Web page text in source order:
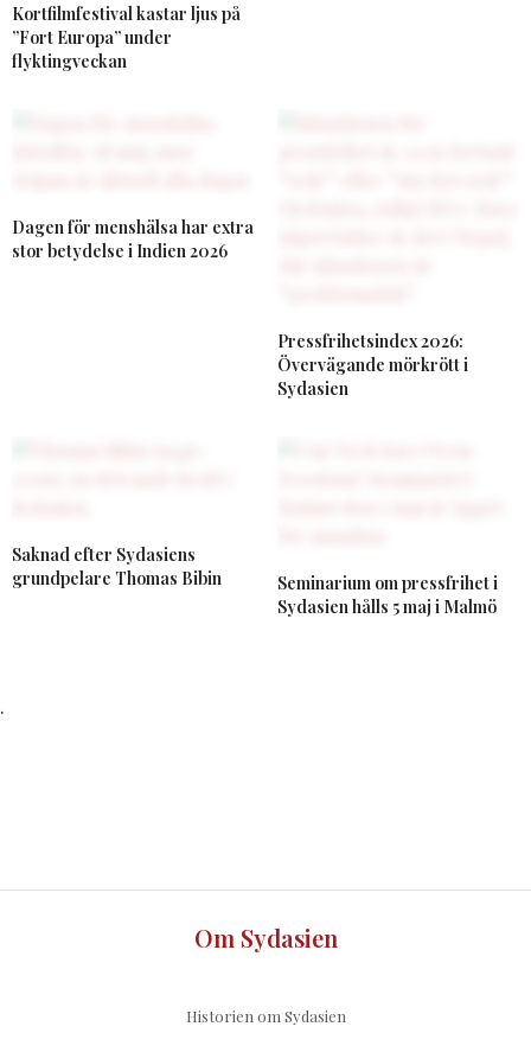
Kortfilmfestival kastar ljus på
”Fort Europa” under
flyktingveckan
Dagen för menshälsa har extra
stor betydelse i Indien 2026
Pressfrihetsindex 2026:
Övervägande mörkrött i
Sydasien
Saknad efter Sydasiens
grundpelare Thomas Bibin
Seminarium om pressfrihet i
Sydasien hålls 5 maj i Malmö
.
Om Sydasien
Historien om Sydasien